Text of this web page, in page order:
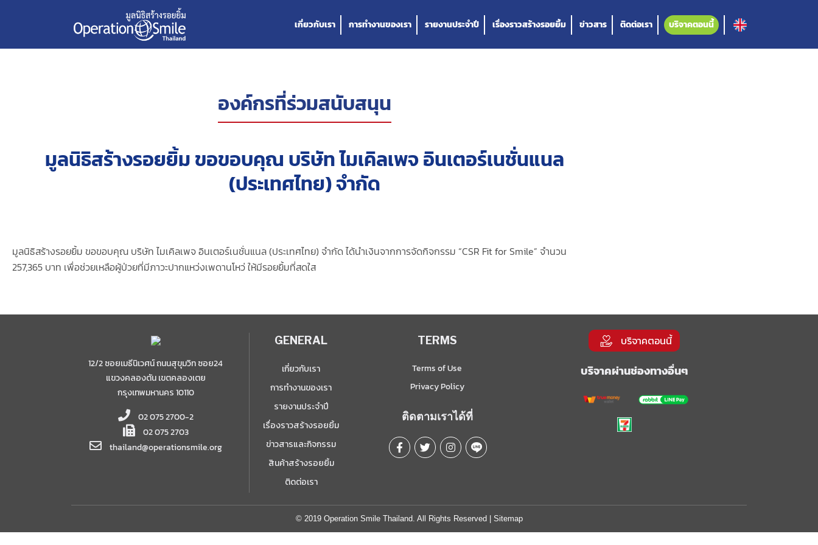
เกี่ยวกับเรา การทำงานของเรา รายงานประจำปี เรื่องราวสร้างรอยยิ้ม ข่าวสาร ติดต่อเรา บริจาคตอนนี้
องค์กรที่ร่วมสนับสนุน
มูลนิธิสร้างรอยยิ้ม ขอขอบคุณ บริษัท ไมเคิลเพจ อินเตอร์เนชั่นแนล
(ประเทศไทย) จำกัด
มูลนิธิสร้างรอยยิ้ม ขอขอบคุณ บริษัท ไมเคิลเพจ อินเตอร์เนชั่นแนล (ประเทศไทย) จำกัด ได้นำเงินจากการจัดกิจกรรม “CSR Fit for Smile” จำนวน
257,365 บาท เพื่อช่วยเหลือผู้ป่วยที่มีภาวะปากแหว่งเพดานโหว่ ให้มีรอยยิ้มที่สดใส
12/2 ซอยเมธีนิเวศน์ ถนนสุขุมวิท ซอย24
แขวงคลองตัน เขตคลองเตย
กรุงเทพมหานคร 10110
02 075 2700-2
02 075 2703
thailand@operationsmile.org
GENERAL
เกี่ยวกับเรา
การทำงานของเรา
รายงานประจำปี
เรื่องราวสร้างรอยยิ้ม
ข่าวสารและกิจกรรม
สินค้าสร้างรอยยิ้ม
ติดต่อเรา
TERMS
Terms of Use
Privacy Policy
ติดตามเราได้ที่
บริจาคตอนนี้
บริจาคผ่านช่องทางอื่นๆ
© 2019 Operation Smile Thailand. All Rights Reserved | Sitemap